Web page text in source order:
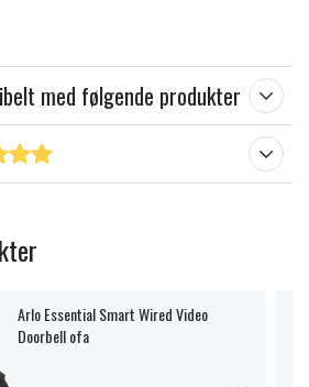
med følgende produkter
Arlo Essential Smart Wired Video
Doorbell ofa